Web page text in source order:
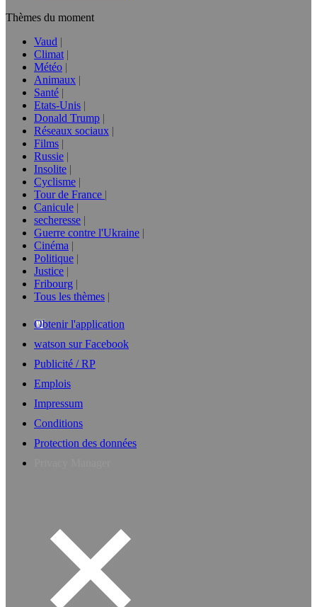
Thèmes du moment
Vaud
Climat
Météo
Animaux
Santé
Etats-Unis
Donald Trump
Réseaux sociaux
Films
Russie
Insolite
Cyclisme
Tour de France
Canicule
secheresse
Guerre contre l'Ukraine
Cinéma
Politique
Justice
Fribourg
Tous les thèmes
Obtenir l'application
watson sur Facebook
Publicité / RP
Emplois
Impressum
Conditions
Protection des données